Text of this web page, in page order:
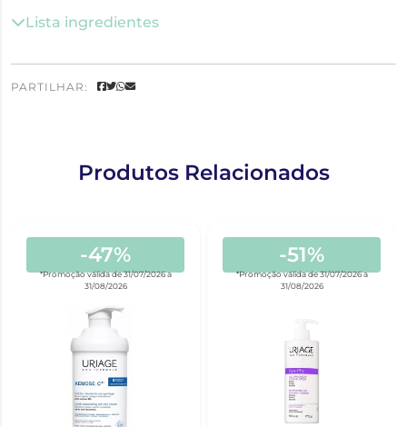
Lista ingredientes
PARTILHAR:
Produtos Relacionados
-47%
*Promoção válida de 31/07/2026 a
31/08/2026
-51%
*Promoção válida de 31/07/2026 a
31/08/2026